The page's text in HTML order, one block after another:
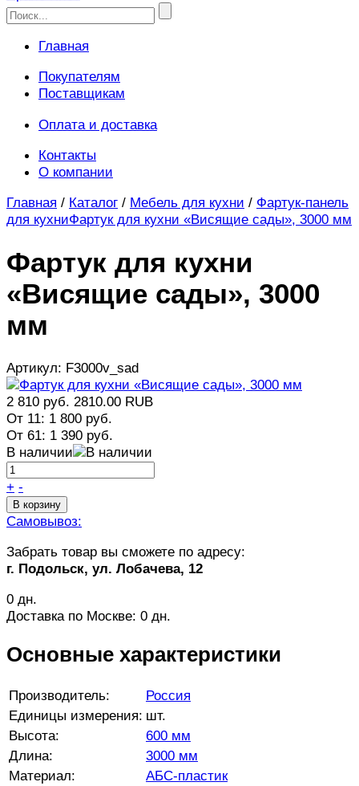
Главная
Покупателям
Поставщикам
Оплата и доставка
Контакты
О компании
Главная / Каталог / Мебель для кухни / Фартук-панель
для кухниФартук для кухни «Висящие сады», 3000 мм
Фартук для кухни
«Висящие сады», 3000
мм
Артикул: F3000v_sad
2 810 руб. 2810.00 RUB
От 11: 1 800 руб.
От 61: 1 390 руб.
В наличии
+ -
В корзину
Самовывоз:
Забрать товар вы сможете по адресу:
г. Подольск, ул. Лобачева, 12
0 дн.
Доставка по Москве: 0 дн.
Основные характеристики
Производитель:
Россия
Единицы измерения: шт.
Высота:
600 мм
Длина:
3000 мм
Материал:
АБС-пластик